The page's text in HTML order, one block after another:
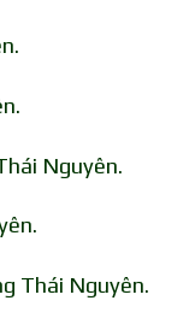
Nguyên.
Thái Nguyên.